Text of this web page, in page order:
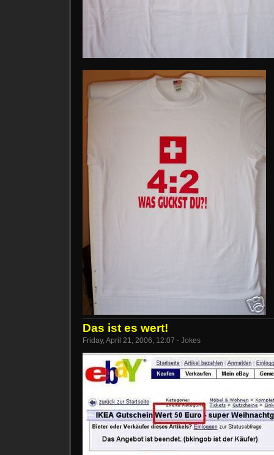
Das ist es wert!
Friday, April 21, 2006, 12:07 - Jokes